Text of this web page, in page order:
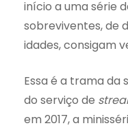
início a uma série
sobreviventes, de
idades, consigam
Essa é a trama da
do serviço de
em 2017, a